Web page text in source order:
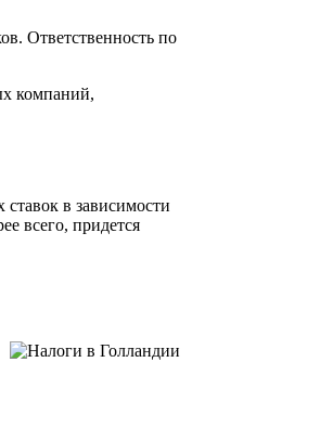
Ответственность по
компаний,
в зависимости
всего, придется